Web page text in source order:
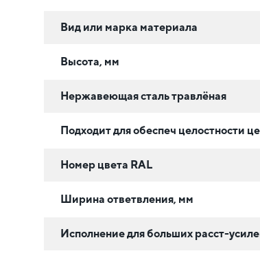
Вид или марка материала
Высота, мм
Нержавеющая сталь травлёная
Подходит для обеспеч целостности
Номер цвета RAL
Ширина ответвления, мм
Исполнение для больших расст-